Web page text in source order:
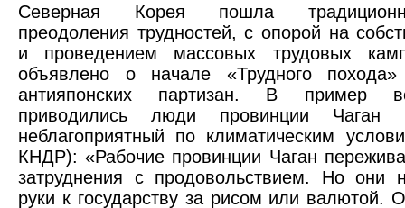
Северная Корея пошла
преодоления трудностей, с опорой на
и проведением массовых трудовых
объявлено о начале «Трудного
антияпонских партизан. В пример
приводились люди провинции Чаган
неблагоприятный по климатическим
КНДР): «Рабочие провинции Чаган
затруднения с продовольствием. Но они
руки к государству за рисом или валютой.